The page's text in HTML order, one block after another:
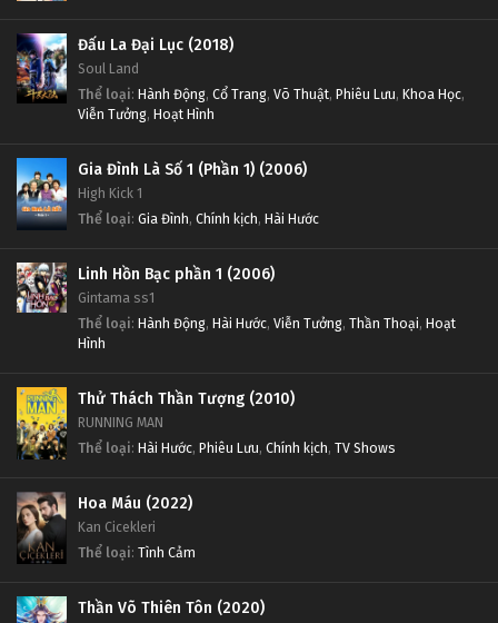
Đấu La Đại Lục (2018)
Soul Land
Thể loại: Hành Động, Cổ Trang, Võ Thuật, Phiêu Lưu, Khoa Học,
Viễn Tưởng, Hoạt Hình
Gia Đình Là Số 1 (Phần 1) (2006)
High Kick 1
Thể loại: Gia Đình, Chính kịch, Hài Hước
Linh Hồn Bạc phần 1 (2006)
Gintama ss1
Thể loại: Hành Động, Hài Hước, Viễn Tưởng, Thần Thoại, Hoạt
Hình
Thử Thách Thần Tượng (2010)
RUNNING MAN
Thể loại: Hài Hước, Phiêu Lưu, Chính kịch, TV Shows
Hoa Máu (2022)
Kan Cicekleri
Thể loại: Tình Cảm
Thần Võ Thiên Tôn (2020)